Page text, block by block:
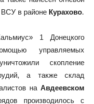
ВСУ в районе Курахово.
1 Донецкого
управляемых
скопление
а также склад
на Авдеевском
производилось с